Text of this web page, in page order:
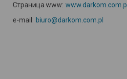
Страница www: www.darkom.com.pl
e-mail: biuro@darkom.com.pl